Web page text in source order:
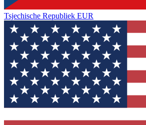
Tsjechische Republiek EUR